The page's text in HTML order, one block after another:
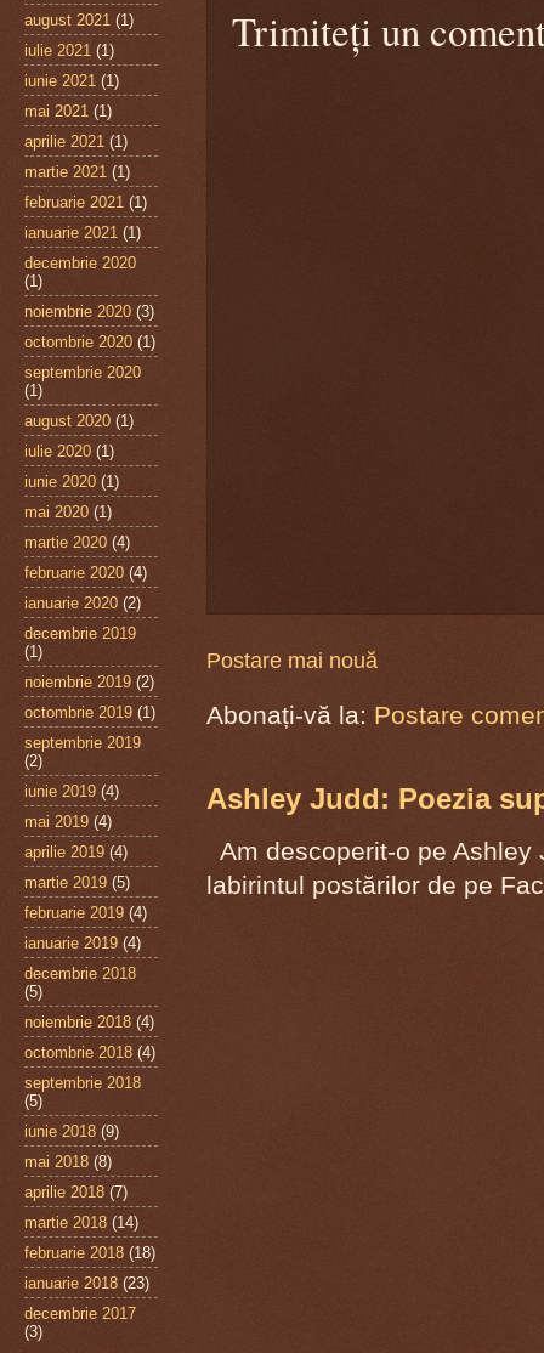
Trimiteți un
Postare mai nouă
Abonați-vă la: Postare
Ashley Judd: Poezia
Am descoperit-o pe
labirintul postărilor de pe
august 2021 (1)
iulie 2021 (1)
iunie 2021 (1)
mai 2021 (1)
aprilie 2021 (1)
martie 2021 (1)
februarie 2021 (1)
ianuarie 2021 (1)
decembrie 2020
(1)
noiembrie 2020 (3)
octombrie 2020 (1)
septembrie 2020
(1)
august 2020 (1)
iulie 2020 (1)
iunie 2020 (1)
mai 2020 (1)
martie 2020 (4)
februarie 2020 (4)
ianuarie 2020 (2)
decembrie 2019
(1)
noiembrie 2019 (2)
octombrie 2019 (1)
septembrie 2019
(2)
iunie 2019 (4)
mai 2019 (4)
aprilie 2019 (4)
martie 2019 (5)
februarie 2019 (4)
ianuarie 2019 (4)
decembrie 2018
(5)
noiembrie 2018 (4)
octombrie 2018 (4)
septembrie 2018
(5)
iunie 2018 (9)
mai 2018 (8)
aprilie 2018 (7)
martie 2018 (14)
februarie 2018 (18)
ianuarie 2018 (23)
decembrie 2017
(3)